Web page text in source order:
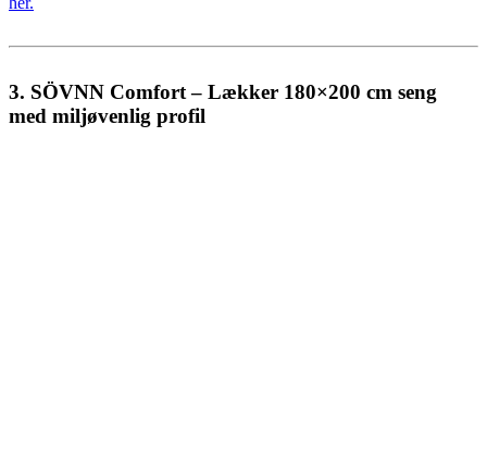
3. SÖVNN Comfort – Lækker 180×200 cm seng
med miljøvenlig profil